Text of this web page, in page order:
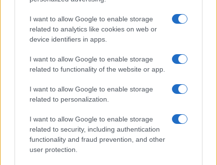
I want to allow Google to enable storage
related to analytics like cookies on web or
device identifiers in apps.
I want to allow Google to enable storage
related to functionality of the website or app.
I want to allow Google to enable storage
related to personalization.
I want to allow Google to enable storage
related to security, including authentication
functionality and fraud prevention, and other
user protection.
Nome
Eureka Bridged PAX
Gold (Terra
BTC
(KBTC)
Steakhouse EURCV
Morpho Vault
(STEAKEURCV)
$100,000,000,000,000.00